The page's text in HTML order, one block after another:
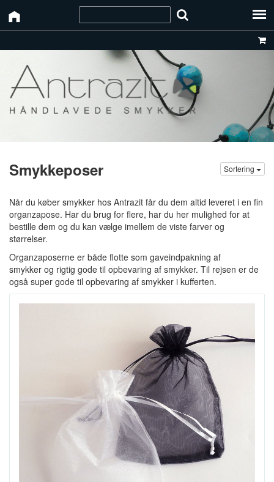
Smykkeposer Sortering
Når du køber smykker hos Antrazit får du dem altid leveret i en fin
organzapose. Har du brug for flere, har du her mulighed for at
bestille dem og du kan vælge imellem de viste farver og
størrelser.
Organzaposerne er både flotte som gaveindpakning af
smykker og rigtig gode til opbevaring af smykker. Til rejsen er de
også super gode til opbevaring af smykker i kufferten.